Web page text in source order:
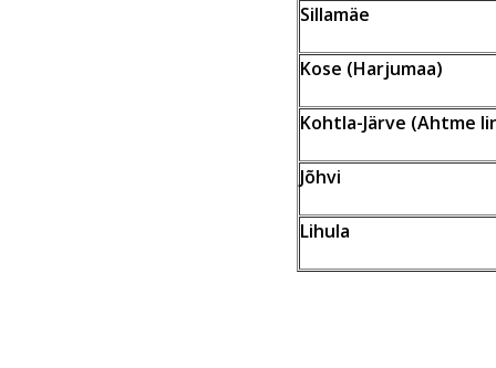
Sillamäe
Kose (Harjumaa)
Kohtla-Järve (Ahtme
Jõhvi
Lihula